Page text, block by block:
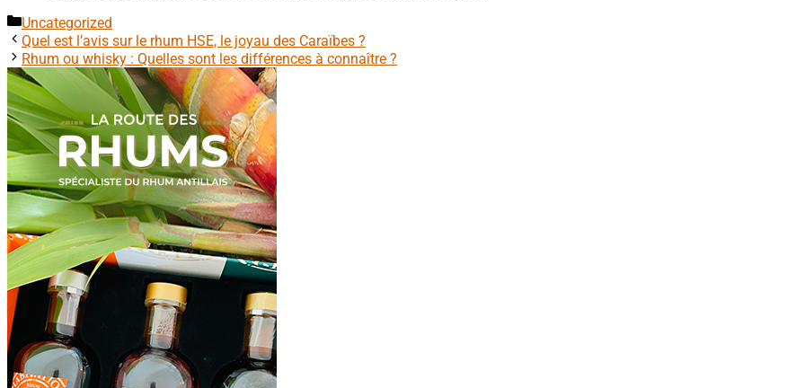
Catégories
Uncategorized
Quel est l’avis sur le rhum HSE, le joyau des Caraïbes ?
Rhum ou whisky : Quelles sont les différences à connaître ?